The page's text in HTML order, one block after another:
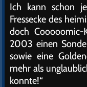
Ich kann schon
Fressecke des
doch Cooooomic-
2003 einen
sowie eine
mehr als
konnte!“